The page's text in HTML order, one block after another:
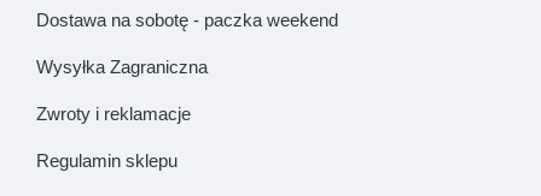
Dostawa na sobotę - paczka weekend
Wysyłka Zagraniczna
Zwroty i reklamacje
Regulamin sklepu